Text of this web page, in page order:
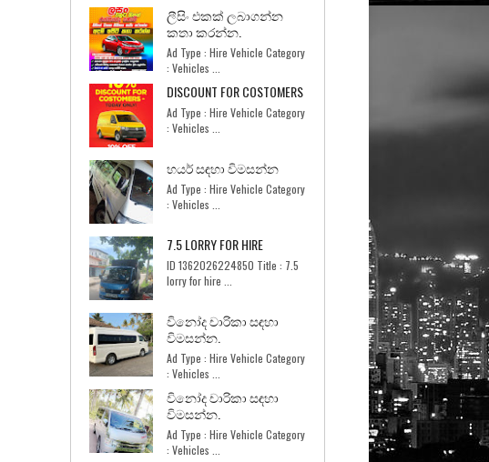
ලීසිං එකක් ලබාගන්න
කතා කරන්න.
Ad Type : Hire Vehicle Category
: Vehicles ...
DISCOUNT FOR COSTOMERS
Ad Type : Hire Vehicle Category
: Vehicles ...
හයර් සඳහා විමසන්න
Ad Type : Hire Vehicle Category
: Vehicles ...
7.5 LORRY FOR HIRE
ID 1362026224850 Title : 7.5
lorry for hire ...
විනෝද චාරිකා සඳහා
විමසන්න.
Ad Type : Hire Vehicle Category
: Vehicles ...
විනෝද චාරිකා සඳහා
විමසන්න.
Ad Type : Hire Vehicle Category
: Vehicles ...